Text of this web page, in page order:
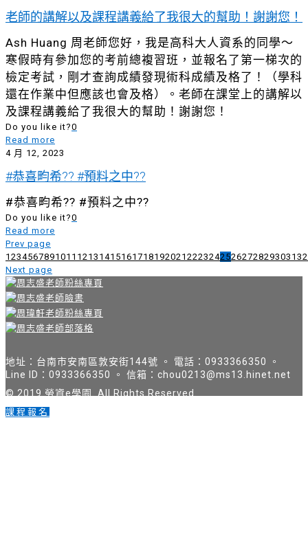
老師的講解以及課程講義給了我很大的幫助！謝謝您！
Ash Huang 周老師您好，我是高科大人資系的同學～
寒假時有參加您的考前總複習班，並報名了第一梯次的
檢定考試，剛才查詢成績發現術科成績及格了！（學科
還在作業中但應該也會及格）。老師在課堂上的講解以
及課程講義給了我很大的幫助！謝謝您！
Do you like it?0
Read more
4 月 12, 2023
#恭喜畇希?? #預料之中??
#恭喜畇希?? #預料之中??
Do you like it?0
Read more
Prev page
1 234567891011 12 13 1415161718192021 22232425262728293031 32
Next page
地址：台南市安南區敦安街144號 。 電話：0933366350 。
Line ID：0933366350 。 信箱：chou0213@ms13.hinet.net
© 2019 勞資e學園. All Rights Reserved.
課程報名